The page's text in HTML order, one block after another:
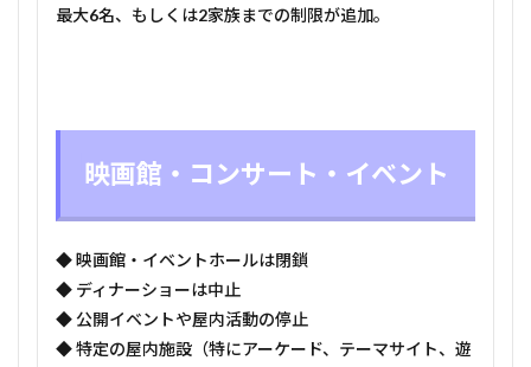
最大6名、もしくは2家族までの制限が追加。
映画館・コンサート・イベント
◆ 映画館・イベントホールは閉鎖
◆ ディナーショーは中止
◆ 公開イベントや屋内活動の停止
◆ 特定の屋内施設（特にアーケード、テーマサイト、遊